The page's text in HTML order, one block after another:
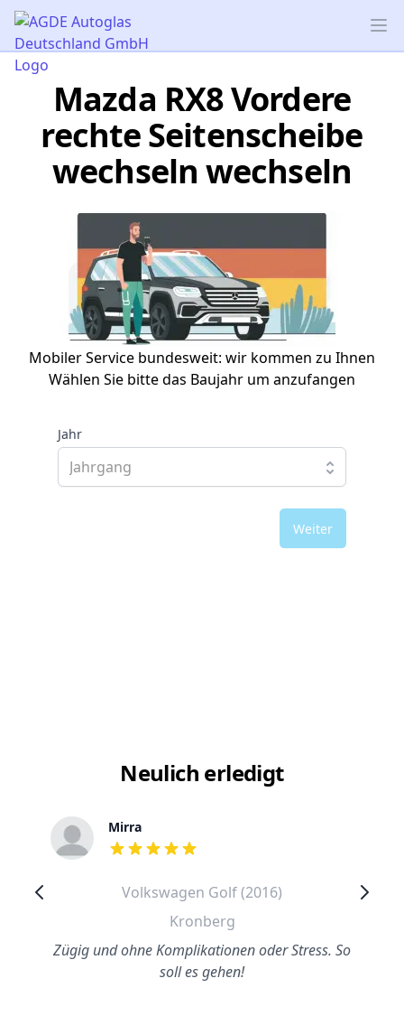
AGDE Autoglas Deutschland GmbH
Mazda RX8 Vordere
rechte Seitenscheibe
wechseln wechseln
Mobiler Service bundesweit: wir kommen zu Ihnen
Wählen Sie bitte das Baujahr um anzufangen
Jahr
Weiter
Neulich erledigt
Mirra
out of 5 stars
Volkswagen Golf (2016)
Kronberg
Zügig und ohne Komplikationen oder Stress. So
soll es gehen!